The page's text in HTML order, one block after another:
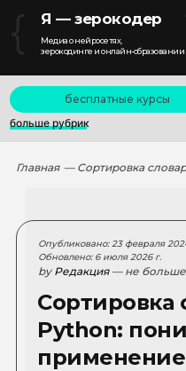
{ Я — зерокодер
Медиа о нейросетях,
зерокодинге и онлайн-образовании
бесплатные курсы
больше рубрик
Главная — Сортировка
Опубликовано: 23 февраля
Обновлено: 6 июля 2026 г.
by Редакция — не
Сортировка
Python:
применение